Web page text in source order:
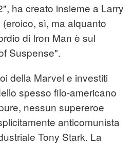
ha creato insieme a Larry
sì, ma alquanto
di Iron Man è sul
Suspense".
della Marvel e investiti
spesso filo-americano
nessun supereroe
anticomunista
Tony Stark. La